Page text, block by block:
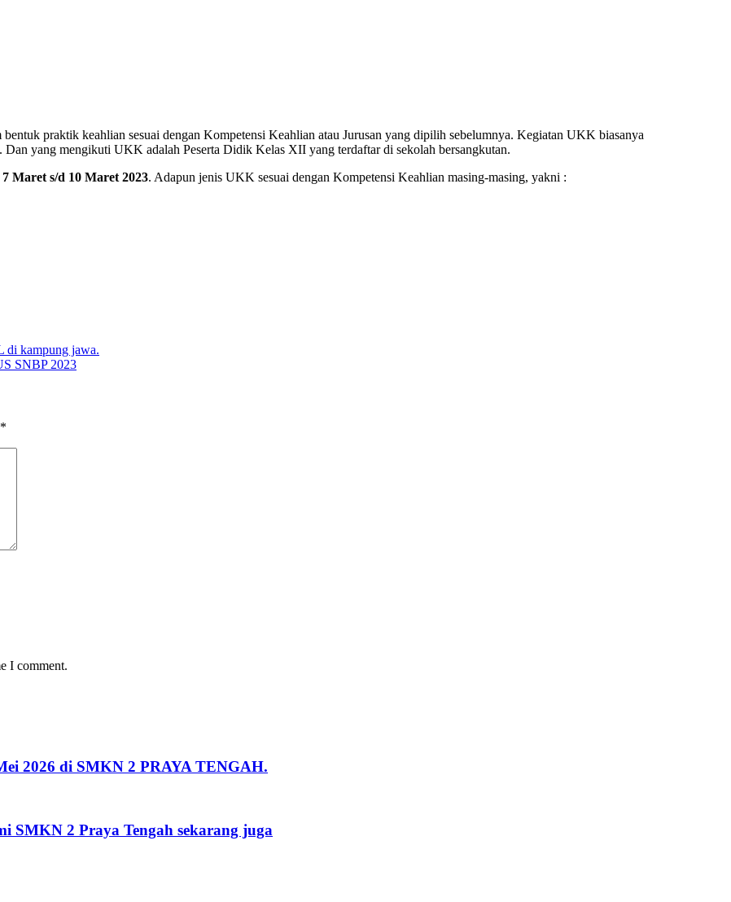
praktik keahlian sesuai dengan Kompetensi Keahlian atau Jurusan yang dipilih sebelumnya. Kegiatan UKK biasanya
Dan yang mengikuti UKK adalah Peserta Didik Kelas XII yang terdaftar di sekolah bersangkutan.
7 Maret s/d 10 Maret 2023. Adapun jenis UKK sesuai dengan Kompetensi Keahlian masing-masing, yakni :
di kampung jawa.
SNBP 2023
*
I comment.
2026 di SMKN 2 PRAYA TENGAH.
SMKN 2 Praya Tengah sekarang juga